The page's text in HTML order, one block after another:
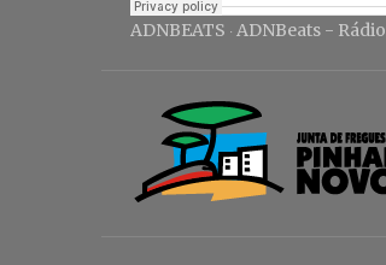
ADNBEATS · ADNBeats - Rádio